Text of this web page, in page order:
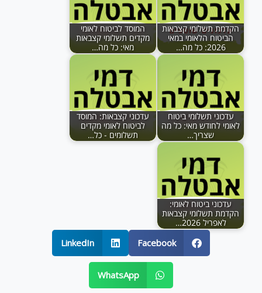
הקדמת תשלומי קצבאות
הביטוח הלאומי במאי
2026: כל מה…
המוסד לביטוח לאומי
מקדים תשלומי קצבאות
מאי: כל מה…
עדכוני תשלומי ביטוח
לאומי לחודש מאי: כל מה
שצריך…
עדכוני קצבאות: המוסד
לביטוח לאומי מקדים
תשלומים - כל…
עדכוני ביטוח לאומי:
הקדמת תשלומי קצבאות
לאפריל 2026…
Facebook
LinkedIn
WhatsApp